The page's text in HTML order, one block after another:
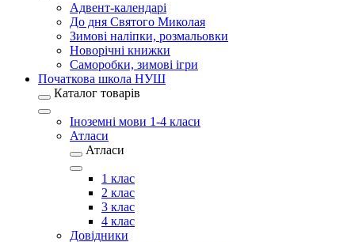
Адвент-календарі
До дня Святого Миколая
Зимові наліпки, розмальовки
Новорічні книжки
Саморобки, зимові ігри
Початкова школа НУШ
Каталог товарів
Іноземні мови 1-4 класи
Атласи
Атласи
1 клас
2 клас
3 клас
4 клас
Довідники